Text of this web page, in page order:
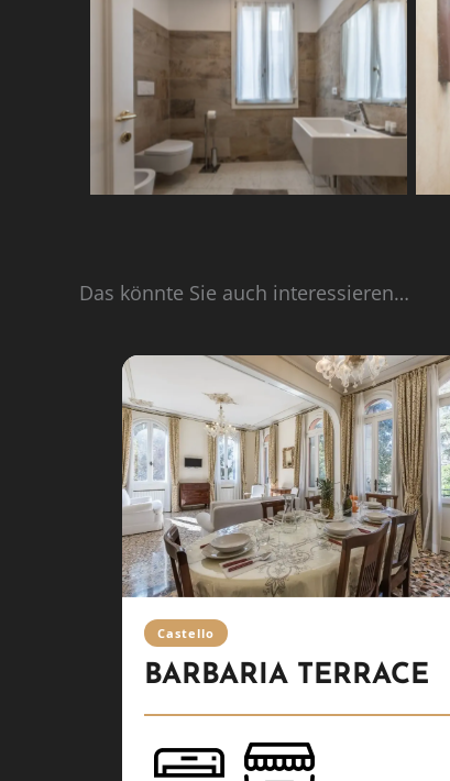
Das könnte Sie auch interessieren…
Castello
BARBARIA TERRACE